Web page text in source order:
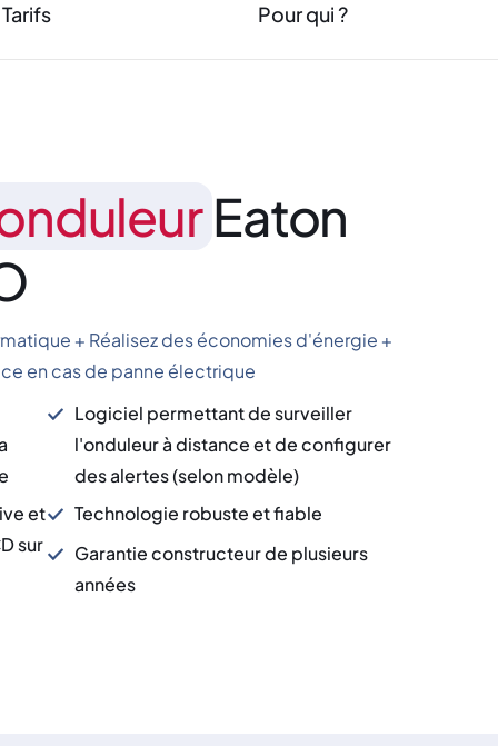
Tarifs Pour qui ?
Eaton
+ Réalisez des économies d'énergie +
en cas de panne électrique
et
sur
Logiciel permettant de surveiller
l'onduleur à distance et de configurer
des alertes (selon modèle)
Technologie robuste et fiable
Garantie constructeur de plusieurs
années